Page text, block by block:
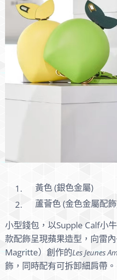
黃色 (銀色金屬)
蘆薈色 (金色金屬配
小型錢包，以Supple Calf小
款配飾呈現蘋果造型，向雷
Magritte）創作的Les Jeunes
飾，同時配有可拆卸細肩帶。